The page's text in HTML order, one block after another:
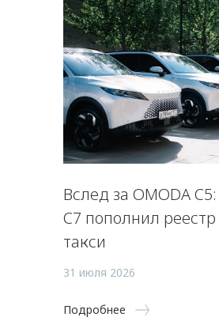
Вслед за OMODA
C7 пополнил
такси
31 июля 2026
Подробнее